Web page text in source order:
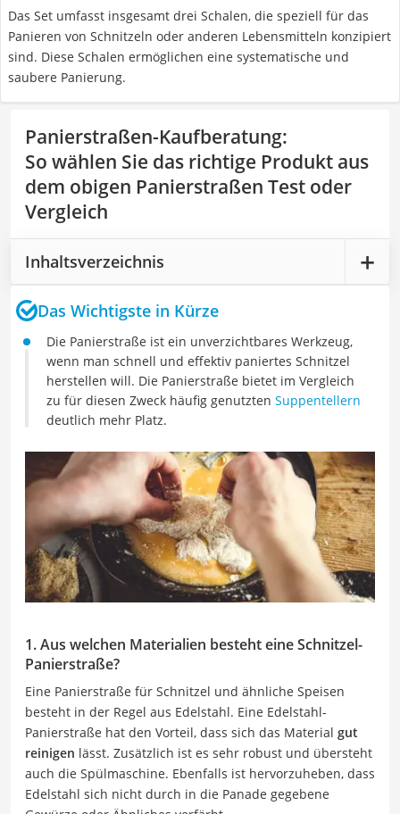
Das Set umfasst insgesamt drei Schalen, die speziell für das
Panieren von Schnitzeln oder anderen Lebensmitteln konzipiert
sind. Diese Schalen ermöglichen eine systematische und
saubere Panierung.
Panierstraßen-Kaufberatung:
So wählen Sie das richtige Produkt aus
dem obigen Panierstraßen Test oder
Vergleich
Inhaltsverzeichnis
Das Wichtigste in Kürze
Die Panierstraße ist ein unverzichtbares Werkzeug,
wenn man schnell und effektiv paniertes Schnitzel
herstellen will. Die Panierstraße bietet im Vergleich
zu für diesen Zweck häufig genutzten Suppentellern
deutlich mehr Platz.
1. Aus welchen Materialien besteht eine Schnitzel-
Panierstraße?
Eine Panierstraße für Schnitzel und ähnliche Speisen
besteht in der Regel aus Edelstahl. Eine Edelstahl-
Panierstraße hat den Vorteil, dass sich das Material gut
reinigen lässt. Zusätzlich ist es sehr robust und übersteht
auch die Spülmaschine. Ebenfalls ist hervorzuheben, dass
Edelstahl sich nicht durch in die Panade gegebene